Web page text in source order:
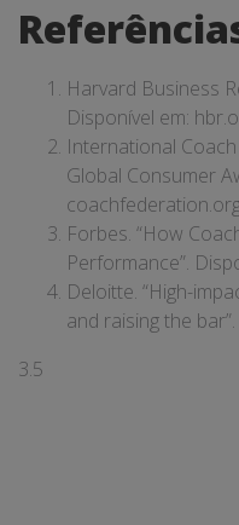
Harvard Business
Disponível em:
International
Global Consumer
Forbes. “How
Performance”.
Deloitte. “High-
and raising the
3.5